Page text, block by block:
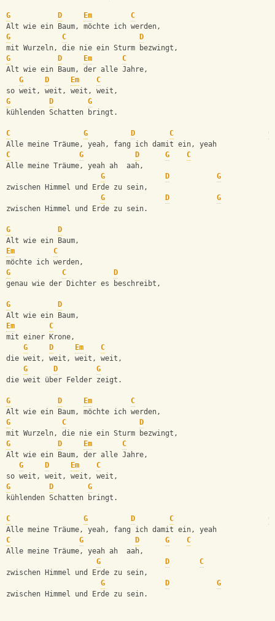
G D Em
C
Alt wie ein Baum, möchte ich werden,
G
C
D
mit Wurzeln, die nie ein Sturm bezwingt,
G
D Em
C
Alt wie ein Baum, der alle Jahre,
G
D Em
C
so weit, weit, weit, weit,
G
D
G
kühlenden Schatten bringt.
C G D C
G
Alle meine Träume, yeah, fang ich damit ein, yeah
C
G D G
C
Alle meine Träume, yeah ah  aah,
G
D
G
zwischen Himmel und Erde zu sein,
G
D
G
zwischen Himmel und Erde zu sein.
G
D
Alt wie ein Baum,
Em
C
möchte ich werden,
G
C
D
genau wie der Dichter es beschreibt,
G
D
Alt wie ein Baum,
Em
C
mit einer Krone,
G
D Em
C
die weit, weit, weit, weit,
G
D
G
die weit über Felder zeigt.
G D Em
C
Alt wie ein Baum, möchte ich werden,
G
C
D
mit Wurzeln, die nie ein Sturm bezwingt,
G
D Em
C
Alt wie ein Baum, der alle Jahre,
G
D Em
C
so weit, weit, weit, weit,
G
D
G
kühlenden Schatten bringt.
C G D C
G
Alle meine Träume, yeah, fang ich damit ein, yeah
C
G D G
C
Alle meine Träume, yeah ah  aah,
G
D
C
zwischen Himmel und Erde zu sein,
G
D
G
zwischen Himmel und Erde zu sein.